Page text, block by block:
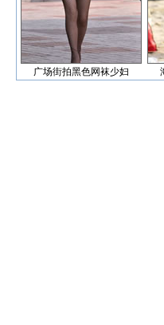
广场街拍黑色网袜少妇